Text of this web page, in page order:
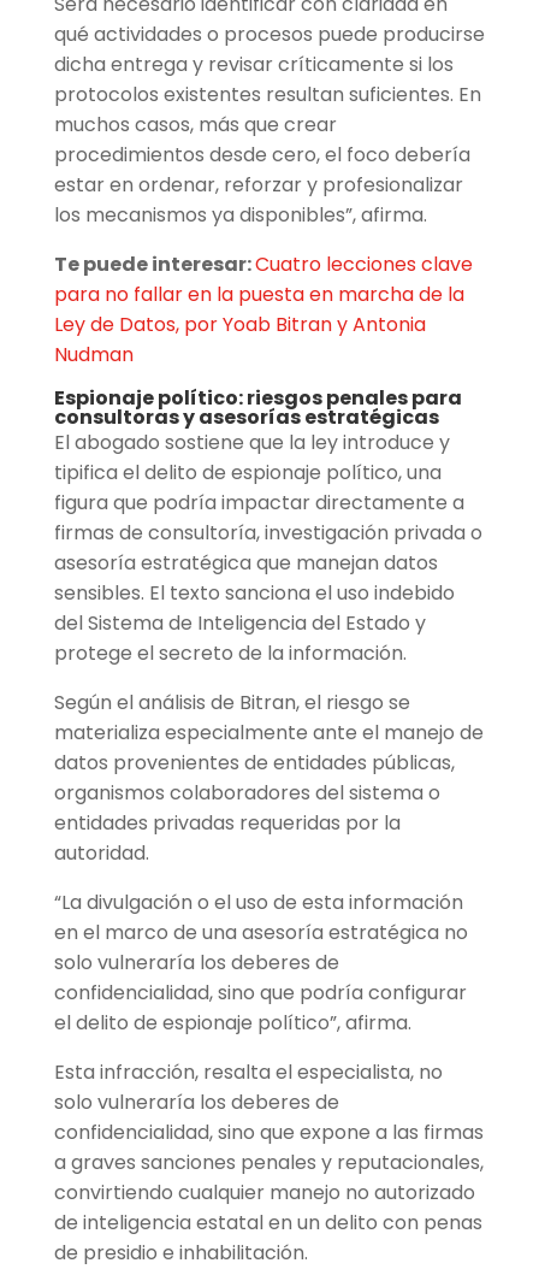
qué actividades o procesos puede producirse
dicha entrega y revisar críticamente si los
protocolos existentes resultan suficientes. En
muchos casos, más que crear
procedimientos desde cero, el foco debería
estar en ordenar, reforzar y profesionalizar
los mecanismos ya disponibles”, afirma.
Te puede interesar:Cuatro lecciones clave
para no fallar en la puesta en marcha de la
Ley de Datos, por Yoab Bitran y Antonia
Nudman
Espionaje político: riesgos penales para
consultoras y asesorías estratégicas
El abogado sostiene que la ley introduce y
tipifica el delito de espionaje político, una
figura que podría impactar directamente a
firmas de consultoría, investigación privada o
asesoría estratégica que manejan datos
sensibles. El texto sanciona el uso indebido
del Sistema de Inteligencia del Estado y
protege el secreto de la información.
Según el análisis de Bitran, el riesgo se
materializa especialmente ante el manejo de
datos provenientes de entidades públicas,
organismos colaboradores del sistema o
entidades privadas requeridas por la
autoridad.
“La divulgación o el uso de esta información
en el marco de una asesoría estratégica no
solo vulneraría los deberes de
confidencialidad, sino que podría configurar
el delito de espionaje político”, afirma.
Esta infracción, resalta el especialista, no
solo vulneraría los deberes de
confidencialidad, sino que expone a las firmas
a graves sanciones penales y reputacionales,
convirtiendo cualquier manejo no autorizado
de inteligencia estatal en un delito con penas
de presidio e inhabilitación.